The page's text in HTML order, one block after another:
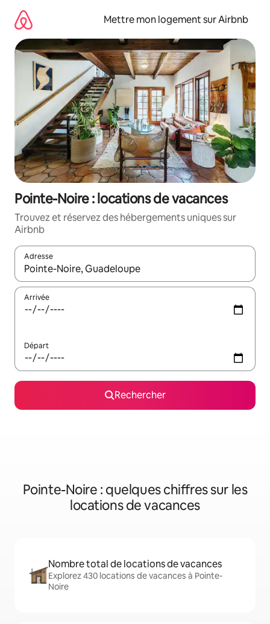
directement
contenu
Mettre mon logement sur Airbnb
Pointe-Noire : locations de vacances
Trouvez et réservez des hébergements uniques sur
Airbnb
Adresse
Lorsque les résultats s'affichent, utilisez les flèches vers le
Arrivée
Départ
Rechercher
Pointe-Noire : quelques chiffres sur les
locations de vacances
Nombre total de locations de vacances
Explorez 430 locations de vacances à Pointe-
Noire